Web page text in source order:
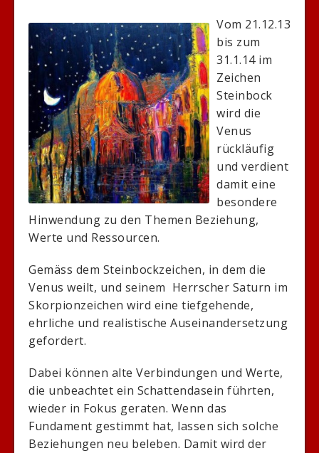
Vom 21.12.13
bis zum
31.1.14 im
Zeichen
Steinbock
wird die
Venus
rückläufig
und verdient
damit eine
besondere
Hinwendung zu den Themen Beziehung,
Werte und Ressourcen.
Gemäss dem Steinbockzeichen, in dem die
Venus weilt, und seinem Herrscher Saturn im
Skorpionzeichen wird eine tiefgehende,
ehrliche und realistische Auseinandersetzung
gefordert.
Dabei können alte Verbindungen und Werte,
die unbeachtet ein Schattendasein führten,
wieder in Fokus geraten. Wenn das
Fundament gestimmt hat, lassen sich solche
Beziehungen neu beleben. Damit wird der